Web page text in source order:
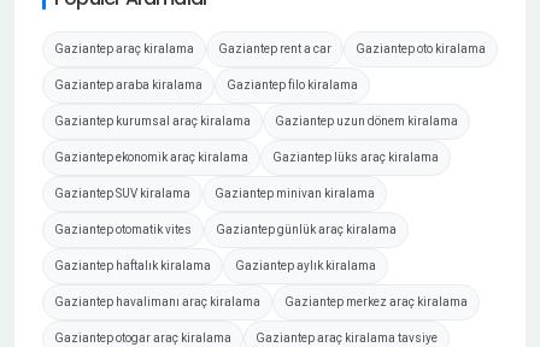
Gaziantep araç kiralama Gaziantep rent a car Gaziantep oto kiralama
Gaziantep araba kiralama Gaziantep filo kiralama
Gaziantep kurumsal araç kiralama Gaziantep uzun dönem kiralama
Gaziantep ekonomik araç kiralama Gaziantep lüks araç kiralama
Gaziantep SUV kiralama Gaziantep minivan kiralama
Gaziantep otomatik vites Gaziantep günlük araç kiralama
Gaziantep haftalık kiralama Gaziantep aylık kiralama
Gaziantep havalimanı araç kiralama Gaziantep merkez araç kiralama
Gaziantep otogar araç kiralama Gaziantep araç kiralama tavsiye